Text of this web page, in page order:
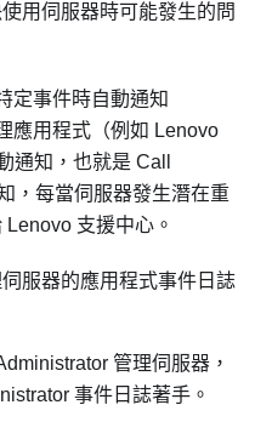
用伺服器時可能發生的問
定事件時自動通知
應用程式（例如 Lenovo
通知，也就是 Call
，每當伺服器發生潛在重
支援中心。
服器的應用程式事件日誌
管理伺服器，
事件日誌著手。